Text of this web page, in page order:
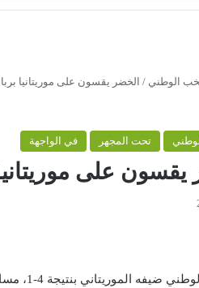
الوطني / الخضر يقسون على موريتانيا
تحت المجهر في الواجهة
يقسون على
بنتيجة 4-1، مساء اليوم الخميس، في مباراة ودية دولية.